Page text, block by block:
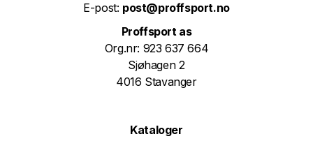
E-post: post@proffsport.no
Proffsport as
Org.nr: 923 637 664
Sjøhagen 2
4016 Stavanger
Kataloger